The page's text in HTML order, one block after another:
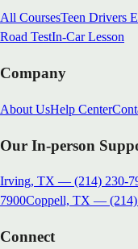
All CoursesTeen Drivers
Road TestIn-Car Lesson
Company
About UsHelp Center
Our In-person
Irving, TX — (214) 230-
7900Coppell, TX —
Connect